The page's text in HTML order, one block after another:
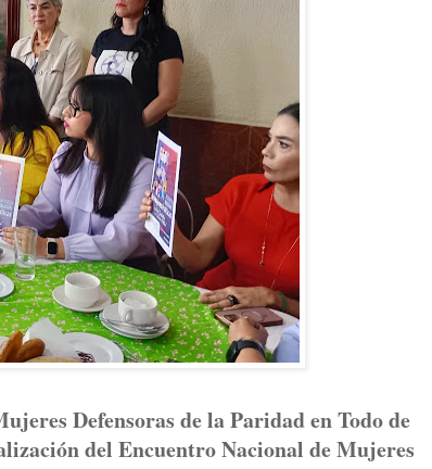
Defensoras de la Paridad en Todo de
del Encuentro Nacional de Mujeres